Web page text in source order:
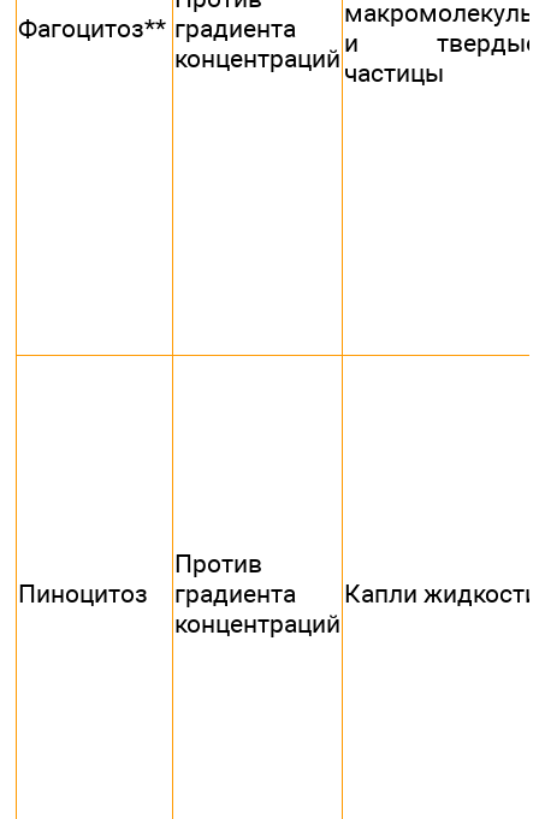
Фагоцитоз** градиента
концентраций
макромолекулы
и твердые
частицы
Пиноцитоз
Против
градиента
концентраций
Капли жидкости